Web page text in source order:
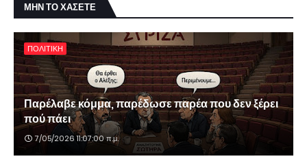
ΜΗΝ ΤΟ ΧΑΣΕΤΕ
ΠΟΛΙΤΙΚΗ
Παρέλαβε κόμμα, παρέδωσε παρέα που δεν ξέρει
πού πάει
7/05/2026 11:07:00 π.μ.